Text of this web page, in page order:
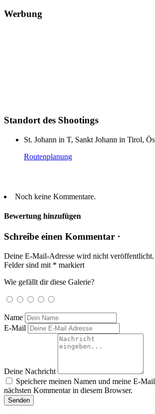
Werbung
Standort des Shootings
St. Johann in T, Sankt Johann in Tirol,
Routenplanung
Noch keine Kommentare.
Bewertung hinzufügen
Schreibe einen Kommentar ·
Deine E-Mail-Adresse wird nicht veröffentlicht.
Felder sind mit * markiert
Wie gefällt dir diese Galerie?
Name
E-Mail
Deine Nachricht
Speichere meinen Namen und meine E-
nächsten Kommentar in diesem Browser.
Senden